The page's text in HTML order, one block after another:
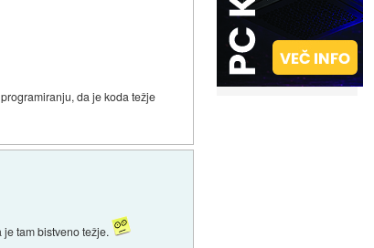
da je koda težje
tam bistveno težje.